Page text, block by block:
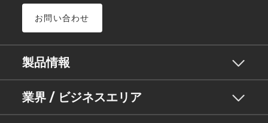
お問い合わせ
製品情報
業界 / ビジネスエリア